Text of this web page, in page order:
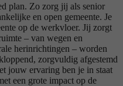
plan. Zo zorg jij als senior
en open gemeente. Je
op de werkvloer. Jij zorgt
– van wegen en
herinrichtingen – worden
zorgvuldig afgestemd
jouw ervaring ben je in staat
een grote impact op de